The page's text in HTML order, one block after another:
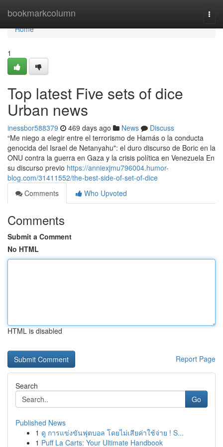
bookmarkcolumn
Home
Home
1
Top latest Five sets of dice
Urban news
inessbor588379 469 days ago News
Discuss
“Me niego a elegir entre el terrorismo de Hamás o la conducta
genocida del Israel de Netanyahu": el duro discurso de Boric en la
ONU contra la guerra en Gaza y la crisis política en Venezuela En
su discurso previo https://anniexjmu796004.humor-
blog.com/31411552/the-best-side-of-set-of-dice
Comments
Who Upvoted
Comments
Submit a Comment
No HTML
HTML is disabled
Report Page
Search
Go
Published News
1 ดู การแข่งขันฟุตบอล โดยไม่เสียค่าใช้จ่าย ! S...
1 Puff La Carts: Your Ultimate Handbook